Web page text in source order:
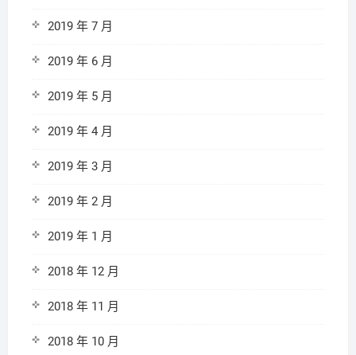
2019 年 7 月
2019 年 6 月
2019 年 5 月
2019 年 4 月
2019 年 3 月
2019 年 2 月
2019 年 1 月
2018 年 12 月
2018 年 11 月
2018 年 10 月